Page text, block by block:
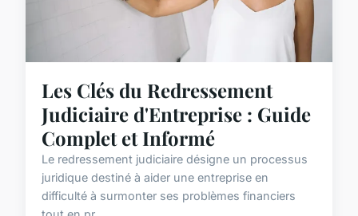
Les Clés du Redressement
Judiciaire d'Entreprise : Guide
Complet et Informé
Le redressement judiciaire désigne un processus
juridique destiné à aider une entreprise en
difficulté à surmonter ses problèmes financiers